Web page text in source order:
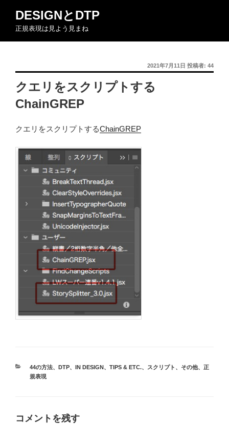
ン
DESIGNとDTP
正規表現は見よう見まね
投
稿
日:
2021年7月11日 投稿者: 44
クエリをスクリプトする
ChainGREP
クエリをスクリプトするChainGREP
カ
テ
44の方法、 DTP、 IN DESIGN、 TIPS & ETC.、 スクリプト 、 その他、 正
規表現
コメントを残す